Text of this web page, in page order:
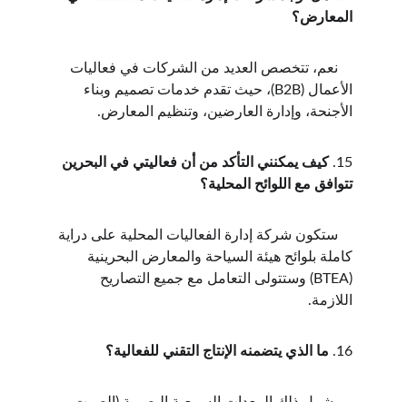
المعارض؟
    نعم، تتخصص العديد من الشركات في فعاليات
الأعمال (B2B)، حيث تقدم خدمات تصميم وبناء
الأجنحة، وإدارة العارضين، وتنظيم المعارض.
15. كيف يمكنني التأكد من أن فعاليتي في البحرين
تتوافق مع اللوائح المحلية؟
    ستكون شركة إدارة الفعاليات المحلية على دراية
كاملة بلوائح هيئة السياحة والمعارض البحرينية
(BTEA) وستتولى التعامل مع جميع التصاريح
اللازمة.
16. ما الذي يتضمنه الإنتاج التقني للفعالية؟